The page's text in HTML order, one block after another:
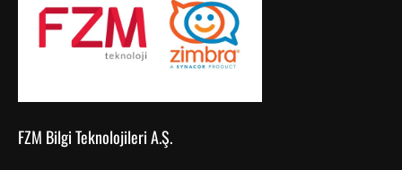
FZM Bilgi Teknolojileri A.Ş.